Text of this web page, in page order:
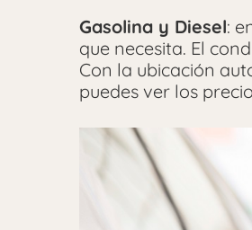
Gasolina y Diesel:
que necesita. El
Con la ubicación
puedes ver los